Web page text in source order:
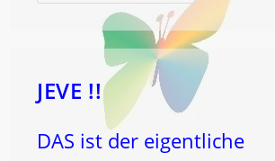
DEIN
TYRKREISZEICHEN
UND
ICH
SAGE
JEVE !!
DAS ist der eigentliche